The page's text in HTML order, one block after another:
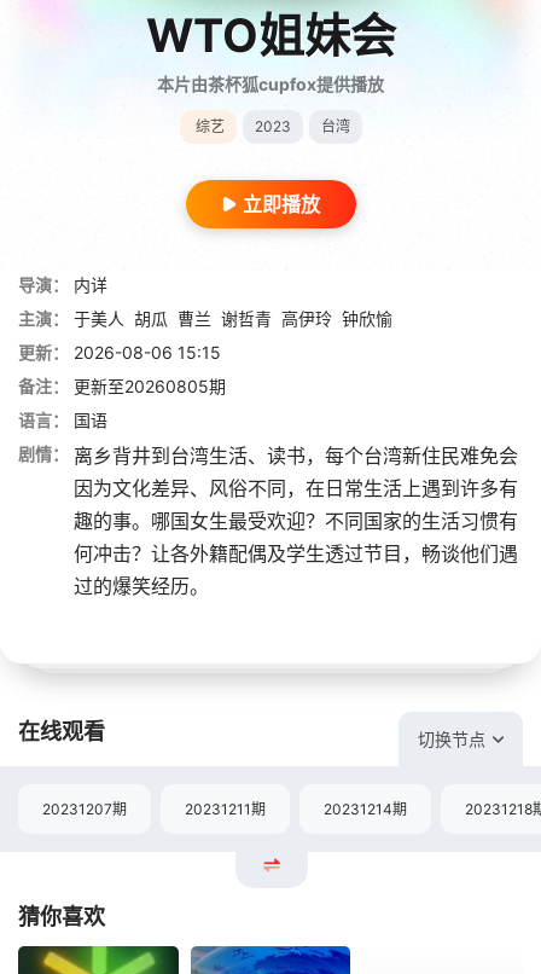
WTO姐妹会
本片由茶杯狐cupfox提供播放
综艺 2023 台湾
立即播放
导演：
内详
主演：
于美人 胡瓜 曹兰 谢哲青 高伊玲 钟欣愉
更新：
2026-08-06 15:15
备注：
更新至20260805期
语言：
国语
剧情：
离乡背井到台湾生活、读书，每个台湾新住民难免会
因为文化差异、风俗不同，在日常生活上遇到许多有
趣的事。哪国女生最受欢迎？不同国家的生活习惯有
何冲击？让各外籍配偶及学生透过节目，畅谈他们遇
过的爆笑经历。
在线观看 切换节点
20231207期 20231211期 20231214期 20231218
猜你喜欢